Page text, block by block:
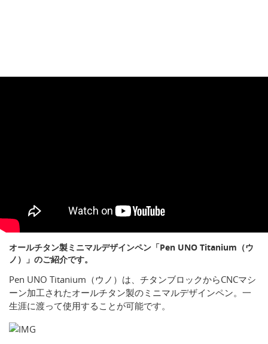
オールチタン製ミニマルデザインペン「Pen UNO Titanium（ウ
ノ）」のご紹介です。
Pen UNO Titanium（ウノ）は、チタンブロックからCNCマシ
ーン加工されたオールチタン製のミニマルデザインペン。一
生涯に渡って使用することが可能です。